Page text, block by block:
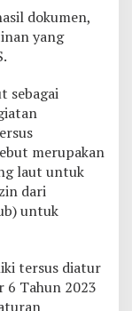
dokumen,
yang
sebagai
merupakan
laut untuk
dari
untuk
tersus diatur
6 Tahun 2023